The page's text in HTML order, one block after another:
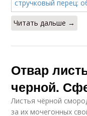
Читать дальше →
Отвар
черной.
Листья чёрной
за их мочегонных